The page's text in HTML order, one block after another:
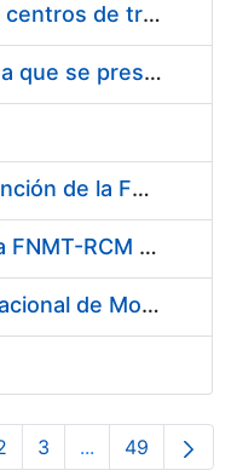
Suministro de gafas graduadas antiproyecciones para los trabajadores de la FNMT-RCM en los centros de trabajo de Madrid y Burgos
Servicios de una empresa externa para el asesoramiento y resolución de los recursos de alzada que se presentan relacionados con procesos de selección para la FNMT-RCM
Servicio de Calibración y Verificación Externa de los Equipos de Medición del Servicio de Prevención de la FNMT-RCM
Conexión mediante Fibra Óptica de los Centros de Proceso de Datos (CPDs) de las sedes de la FNMT-RCM de Burgos y Madrid
Contratación de acuerdo marco para el Suministro de Material de Electricidad para la Fábrica Nacional de Moneda y Timbre-Real Casa de la Moneda en su centro de trabajo de Burgos
OrrialdeaOrrialdea
3 ...Intermediate
Orrialdea
49